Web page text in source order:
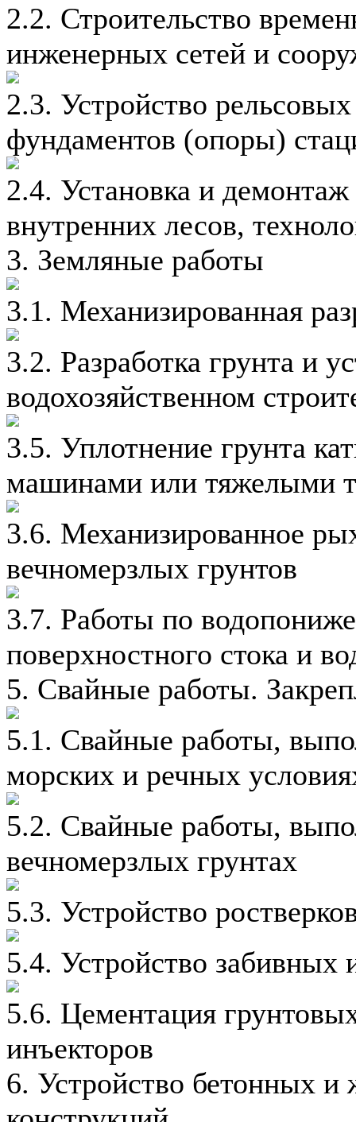
2.2. Строительство
инженерных сетей и
2.3. Устройство
фундаментов (опоры)
2.4. Установка и
внутренних лесов,
3. Земляные работы
3.1. Механизированная
3.2. Разработка грунта и
водохозяйственном
3.5. Уплотнение грунта
машинами или тяжелыми
3.6. Механизированное
вечномерзлых грунтов
3.7. Работы по
поверхностного стока и
5. Свайные работы.
5.1. Свайные работы,
морских и речных
5.2. Свайные работы,
вечномерзлых грунтах
5.3. Устройство
5.4. Устройство забивных
5.6. Цементация
инъекторов
6. Устройство бетонных